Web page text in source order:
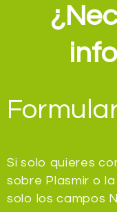
Si solo quieres
sobre Plasmir o
solo los campos